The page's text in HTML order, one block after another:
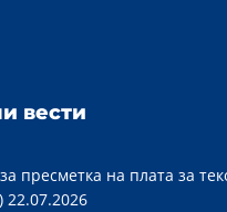
вести
пресметка на плата за
22.07.2026